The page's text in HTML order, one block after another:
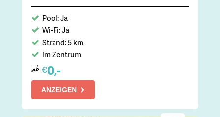
Pool: Ja
Wi-Fi: Ja
Strand: 5 km
im Zentrum
ab €0,-
ANZEIGEN